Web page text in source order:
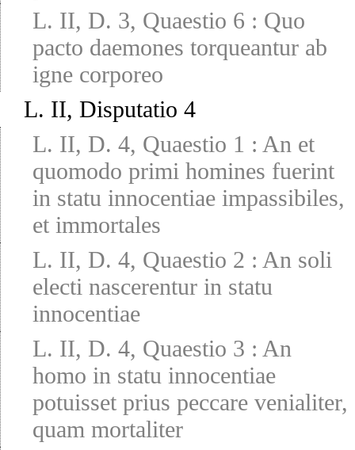
L. II, D. 3, Quaestio 6 : Quo
pacto daemones torqueantur ab
igne corporeo
L. II, Disputatio 4
L. II, D. 4, Quaestio 1 : An et
quomodo primi homines fuerint
in statu innocentiae impassibiles,
et immortales
L. II, D. 4, Quaestio 2 : An soli
electi nascerentur in statu
innocentiae
L. II, D. 4, Quaestio 3 : An
homo in statu innocentiae
potuisset prius peccare venialiter,
quam mortaliter